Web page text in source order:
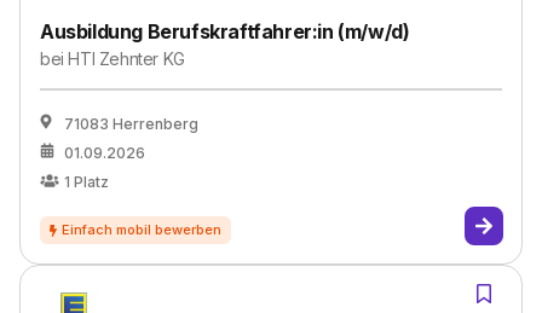
Ausbildung Berufskraftfahrer:in (m/w/d)
beiHTI Zehnter KG
71083 Herrenberg
01.09.2026
1 Platz